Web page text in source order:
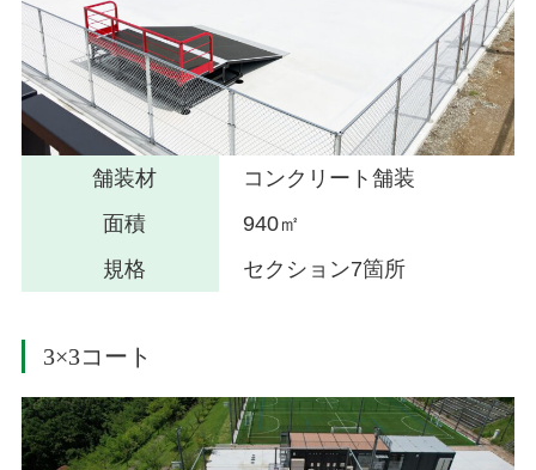
舗装材
コンクリート舗装
面積
940㎡
規格
セクション7箇所
3×3コート